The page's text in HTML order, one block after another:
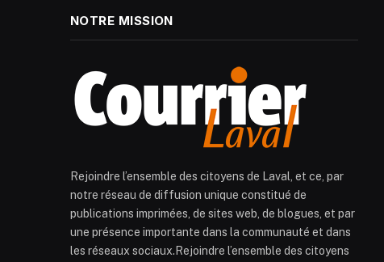
NOTRE MISSION
Rejoindre l’ensemble des citoyens de Laval, et ce, par
notre réseau de diffusion unique constitué de
publications imprimées, de sites web, de blogues, et par
une présence importante dans la communauté et dans
les réseaux sociaux.Rejoindre l’ensemble des citoyens